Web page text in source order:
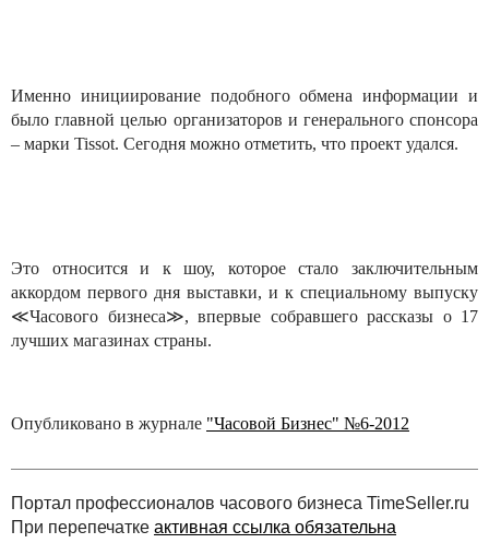
Именно инициирование подобного обмена информации и
было главной целью организаторов и генерального спонсора
– марки Tissot. Сегодня можно отметить, что проект удался.
Это относится и к шоу, которое стало заключительным
аккордом первого дня выставки, и к специальному выпуску
≪Часового бизнеса≫, впервые собравшего рассказы о 17
лучших магазинах страны.
Опубликовано в журнале "Часовой Бизнес" №6-2012
Портал профессионалов часового бизнеса TimeSeller.ru
При перепечатке активная ссылка обязательна